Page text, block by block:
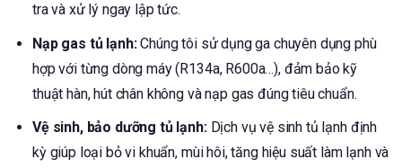
tra và xử lý ngay lập tức.
Nạp gas tủ lạnh:Chúng tôi sử dụng ga chuyên dụng phù
hợp với từng dòng máy (R134a, R600a…), đảm bảo kỹ
thuật hàn, hút chân không và nạp gas đúng tiêu chuẩn.
Vệ sinh, bảo dưỡng tủ lạnh:Dịch vụ vệ sinh tủ lạnh định
kỳ giúp loại bỏ vi khuẩn, mùi hôi, tăng hiệu suất làm lạnh và